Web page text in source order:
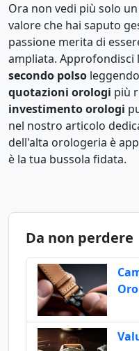
Ora non vedi più solo
valore che hai saputo
passione merita di
ampliata. Approfondisci
secondo polso
quotazioni orologi più
investimento orologi
nel nostro articolo
dell'alta orologeria è
è la tua bussola fidata.
Da non perdere